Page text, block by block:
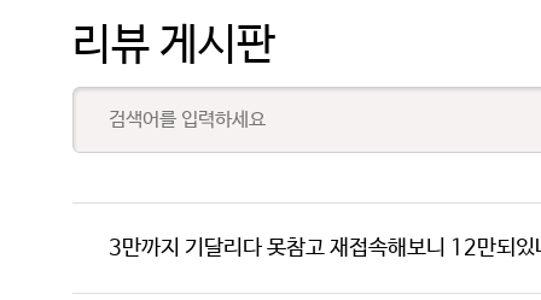
리뷰 게시판
3만까지 기달리다 못참고 재접속해보니 12만되